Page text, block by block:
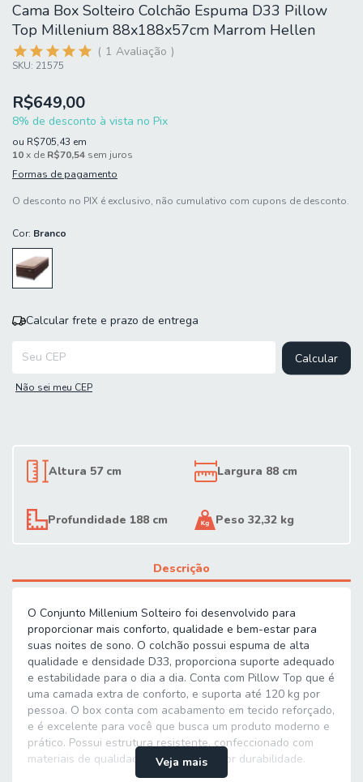
Cama Box Solteiro Colchão Espuma D33 Pillow
Top Millenium 88x188x57cm Marrom Hellen
1 Avaliação
SKU: 21575
R$649,00
8% de desconto à vista no Pix
ou R$705,43 em
10x de R$70,54 sem juros
Formas de pagamento
O desconto no PIX é exclusivo, não cumulativo com cupons de desconto.
Cor: Branco
Calcular frete e prazo de entrega
Calcular
Não sei meu CEP
Altura 57 cm Largura 88 cm
Profundidade 188 cm Peso 32,32 kg
Descrição
O Conjunto Millenium Solteiro foi desenvolvido para
proporcionar mais conforto, qualidade e bem-estar para
suas noites de sono. O colchão possui espuma de alta
qualidade e densidade D33, proporciona suporte adequado
e estabilidade para o dia a dia. Conta com Pillow Top que é
uma camada extra de conforto, e suporta até 120 kg por
pessoa. O box conta com acabamento em tecido reforçado,
e é excelente para você que busca um produto moderno e
prático. Possui estrutura resistente, confeccionado com
materiais de qualidade garantindo maior durabilidade.
Veja mais